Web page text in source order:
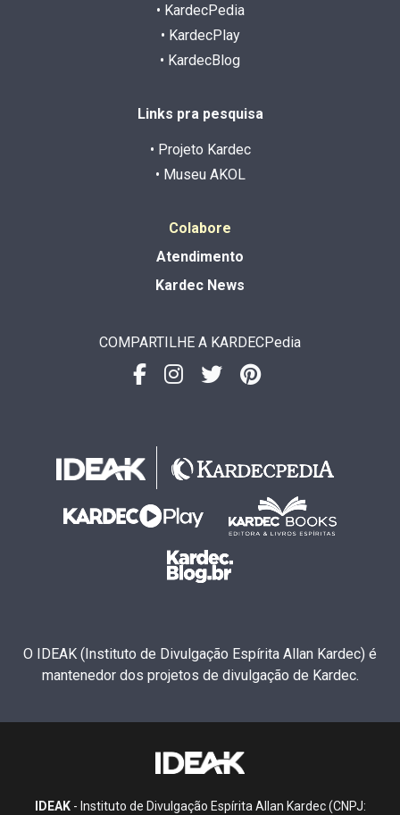
• KardecPedia
• KardecPlay
• KardecBlog
Links pra pesquisa
• Projeto Kardec
• Museu AKOL
Colabore
Atendimento
Kardec News
COMPARTILHE A KARDECPedia
O IDEAK (Instituto de Divulgação Espírita Allan Kardec) é
mantenedor dos projetos de divulgação de Kardec.
IDEAK- Instituto de Divulgação Espírita Allan Kardec (CNPJ: